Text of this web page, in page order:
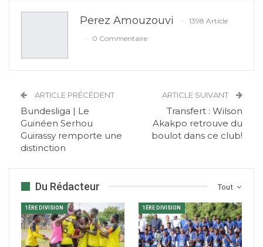
Perez Amouzouvi
1398 Article
0 Commentaire
ARTICLE PRÉCÉDENT
Bundesliga | Le
Guinéen Serhou
Guirassy remporte une
distinction
ARTICLE SUIVANT
Transfert : Wilson
Akakpo retrouve du
boulot dans ce club!
Tout
Du Rédacteur
1ÈRE DIVISION 1ÈRE DIVISION